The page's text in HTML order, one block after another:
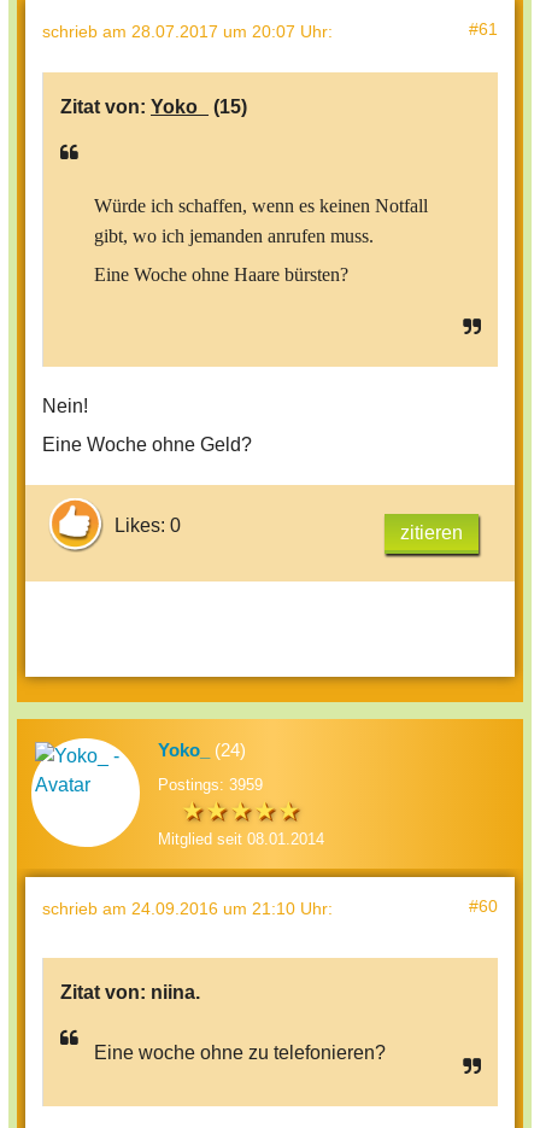
schrieb am 28.07.2017 um 20:07 Uhr: #61
Zitat von: Yoko_ (15)
Würde ich schaffen, wenn es keinen Notfall
gibt, wo ich jemanden anrufen muss.
Eine Woche ohne Haare bürsten?
Nein!
Eine Woche ohne Geld?
Likes: 0 zitieren
Yoko_ (24)
Postings: 3959
Mitglied seit 08.01.2014
schrieb am 24.09.2016 um 21:10 Uhr: #60
Zitat von: niina.
Eine woche ohne zu telefonieren?